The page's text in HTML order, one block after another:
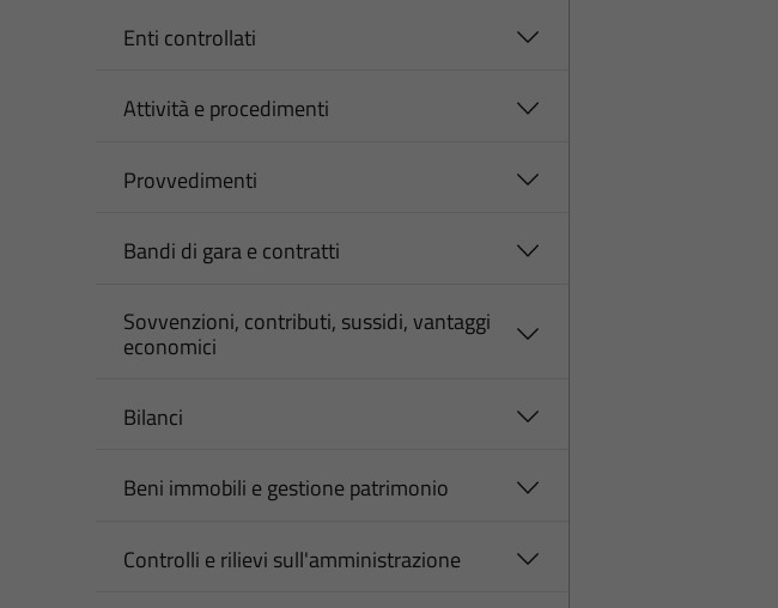
Enti controllati
Attività e procedimenti
Provvedimenti
Bandi di gara e contratti
Sovvenzioni, contributi, sussidi, vantaggi
economici
Bilanci
Beni immobili e gestione patrimonio
Controlli e rilievi sull'amministrazione